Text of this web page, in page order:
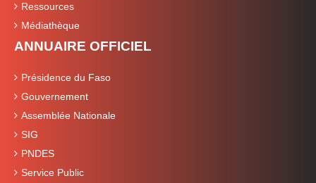
Ressources
Médiathèque
ANNUAIRE OFFICIEL
Présidence du Faso
Gouvernement
Assemblée Nationale
SIG
PNDES
Service Public